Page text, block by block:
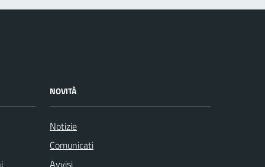
NOVITÀ
Notizie
Comunicati
Avvisi